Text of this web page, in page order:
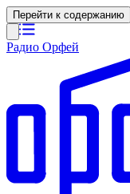
Перейти к содержанию
Радио Орфей